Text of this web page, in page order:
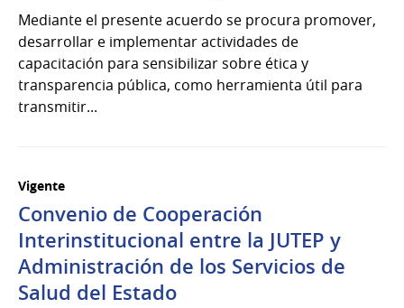
Mediante el presente acuerdo se procura promover,
desarrollar e implementar actividades de
capacitación para sensibilizar sobre ética y
transparencia pública, como herramienta útil para
transmitir...
Vigente
Convenio de Cooperación
Interinstitucional entre la JUTEP y
Administración de los Servicios de
Salud del Estado